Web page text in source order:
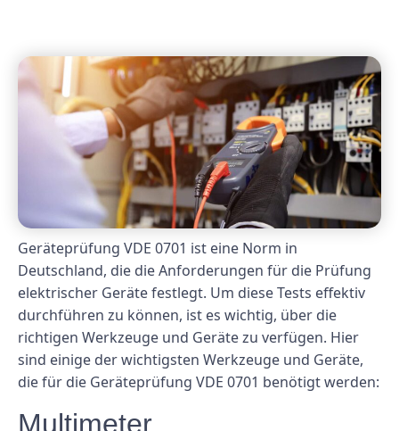
Geräteprüfung VDE 0701 ist eine Norm in
Deutschland, die die Anforderungen für die Prüfung
elektrischer Geräte festlegt. Um diese Tests effektiv
durchführen zu können, ist es wichtig, über die
richtigen Werkzeuge und Geräte zu verfügen. Hier
sind einige der wichtigsten Werkzeuge und Geräte,
die für die Geräteprüfung VDE 0701 benötigt werden:
Multimeter